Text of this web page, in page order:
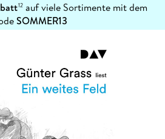
12auf viele Sortimente mit dem
SOMMER13